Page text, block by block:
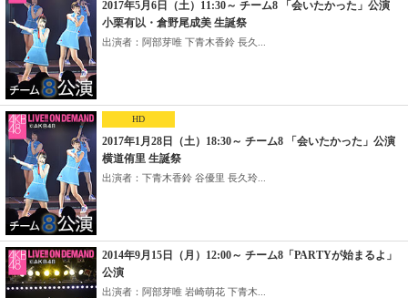
2017年5月6日（土）11:30～ チーム8 「会いたかった」公演
小栗有以・倉野尾成美 生誕祭
出演者：阿部芽唯 下青木香鈴 長久...
HD
2017年1月28日（土）18:30～ チーム8 「会いたかった」公演
横道侑里 生誕祭
出演者：下青木香鈴 谷優里 長久玲...
2014年9月15日（月）12:00～ チーム8「PARTYが始まるよ」
公演
出演者：阿部芽唯 岩崎萌花 下青木...